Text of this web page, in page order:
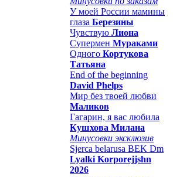
У моей России мамины
глаза Березины
Чувствую Лиона
Супермен Мураками
Одного Кортукова
Татьяна
End of the beginning
David Phelps
Мир без твоей любви
Маликов
Гагарин, я вас любила
Кушхова Милана
Минусовки эксклюзив
Sjerca belarusa BEK Dm
Lyalki Korporejjshn
2026